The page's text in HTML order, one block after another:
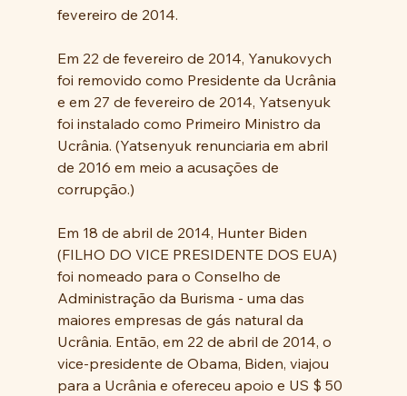
fevereiro de 2014.
Em 22 de fevereiro de 2014, Yanukovych
foi removido como Presidente da Ucrânia
e em 27 de fevereiro de 2014, Yatsenyuk
foi instalado como Primeiro Ministro da
Ucrânia. (Yatsenyuk renunciaria em abril
de 2016 em meio a acusações de
corrupção.)
Em 18 de abril de 2014, Hunter Biden
(FILHO DO VICE PRESIDENTE DOS EUA)
foi nomeado para o Conselho de
Administração da Burisma - uma das
maiores empresas de gás natural da
Ucrânia. Então, em 22 de abril de 2014, o
vice-presidente de Obama, Biden, viajou
para a Ucrânia e ofereceu apoio e US $ 50